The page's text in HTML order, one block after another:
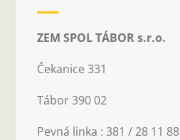
ZEM SPOL TÁBOR s.r.o.
Čekanice 331
Tábor 390 02
Pevná linka : 381 / 28 11 88